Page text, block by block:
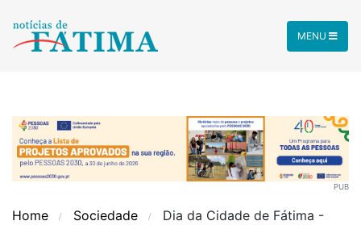
MENU
PUB
Home Sociedade
Dia da Cidade de Fátima -